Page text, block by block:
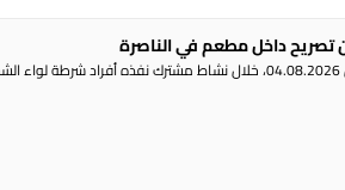
داخل مطعم في الناصرة
راديو الناس – بث مباشر أعلنت الشرطة أنه ” أمس 04.08.2026، خلال نشاط مشترك نفذه أفراد شرطة